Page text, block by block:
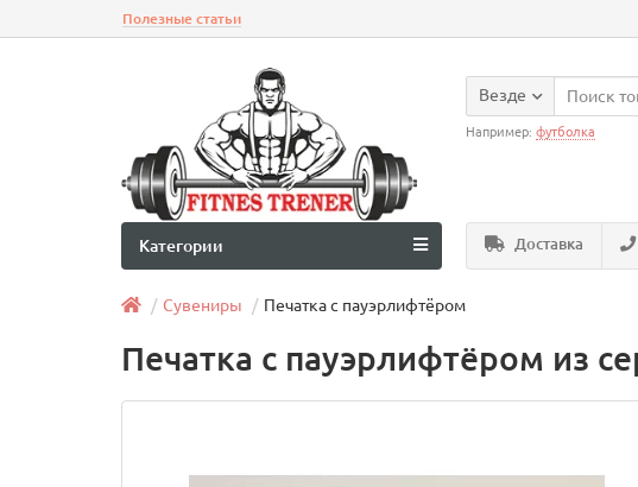
Полезные статьи
Везде
Например: футболка
Доставка
Категории
Сувениры Печатка с пауэрлифтёром
Печатка с пауэрлифтёром из